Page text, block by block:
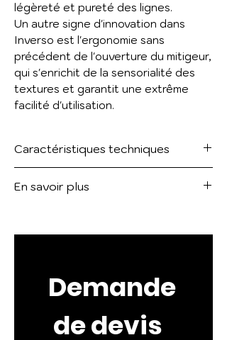
légèreté et pureté des lignes.
Un autre signe d'innovation dans
Inverso est l'ergonomie sans
précédent de l'ouverture du mitigeur,
qui s'enrichit de la sensorialité des
textures et garantit une extrême
facilité d'utilisation.
Caractéristiques techniques
bonde "Stop&Go" et flexibles de
DIAMANTATO 73653
Mitigeur lavabo réhaussé, sans
vidage, avec flexibles de
raccordement.RIGATO 73504
En savoir plus
Demande
de devis